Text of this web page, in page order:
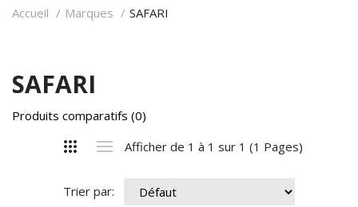
Accueil Marques SAFARI
SAFARI
Produits comparatifs (0)
Afficher de 1 à 1 sur 1 (1 Pages)
Trier par: